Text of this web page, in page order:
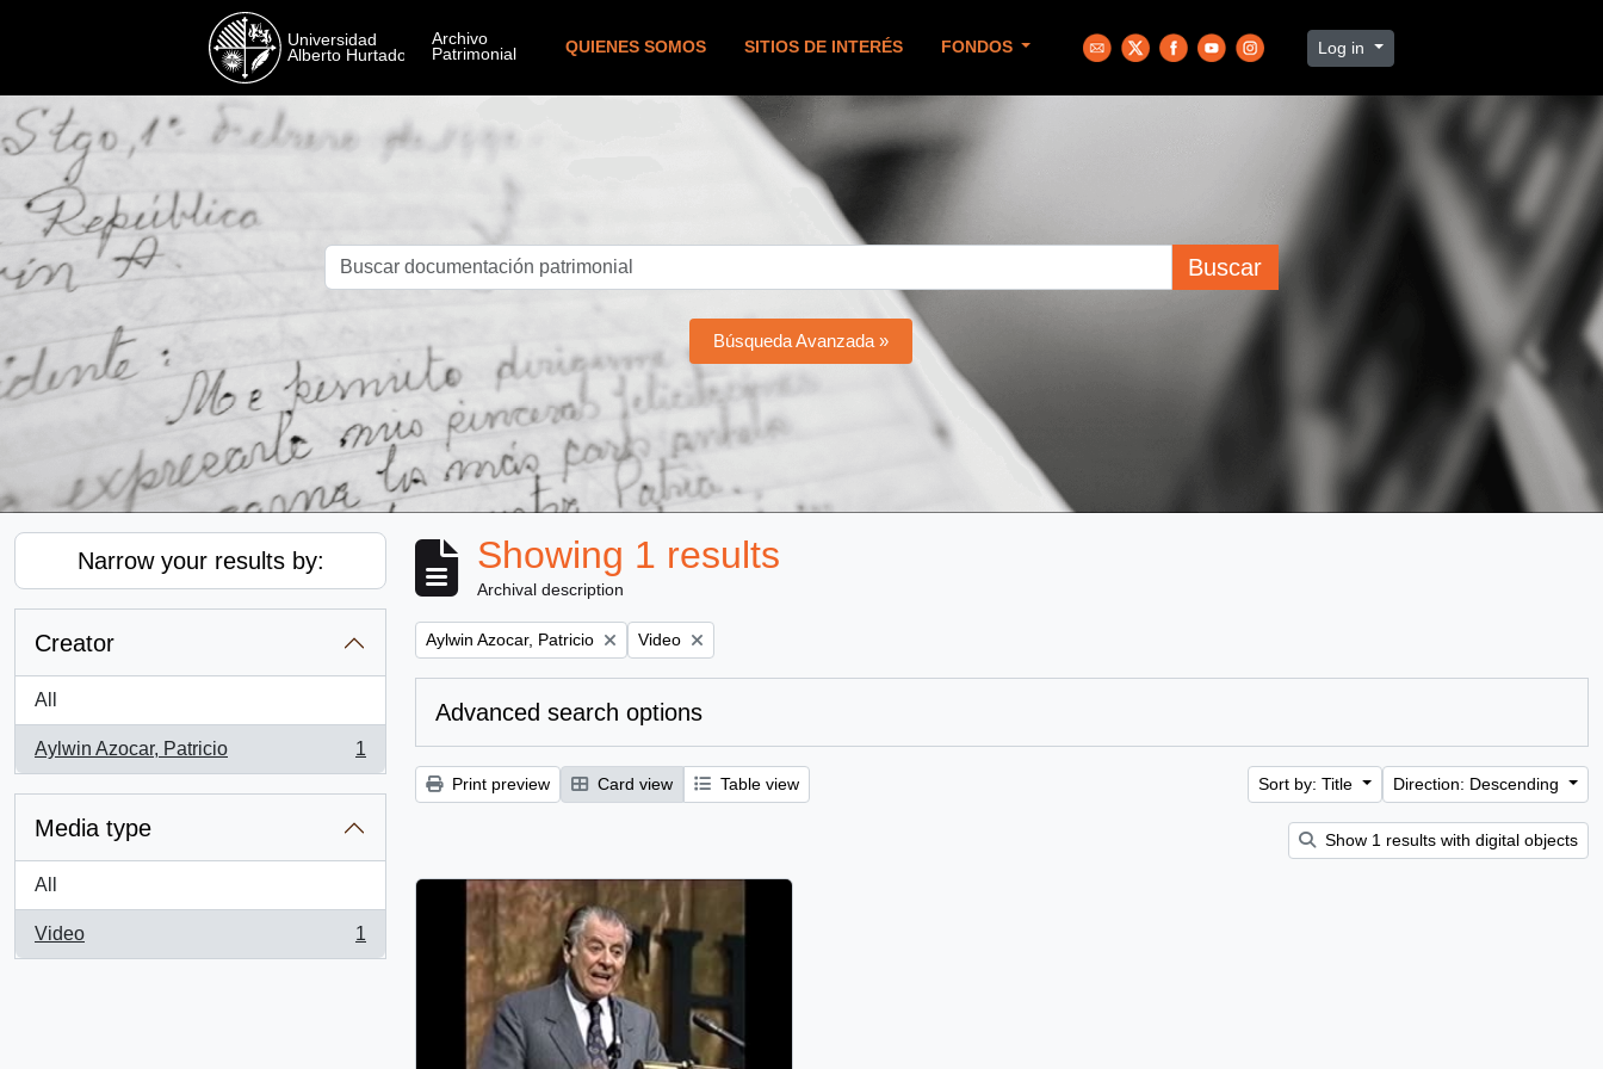
QUIENES SOMOS SITIOS DE INTERÉS FONDOS Log in
Buscar
Búsqueda Avanzada »
Narrow your results by:
Creator
All
Aylwin Azocar, Patricio
, 1 results
1
Media type
All
Video
, 1 results
1
Showing 1 results
Archival description
Remove filter:
Aylwin Azocar, Patricio Remove filter:
Video
Advanced search options
Print preview Card view Table view Sort by: Title Direction: Descending
Show 1 results with digital objects